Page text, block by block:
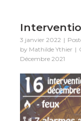
3 janvier 2022
by Mathilde Ythier
Décembre 2021